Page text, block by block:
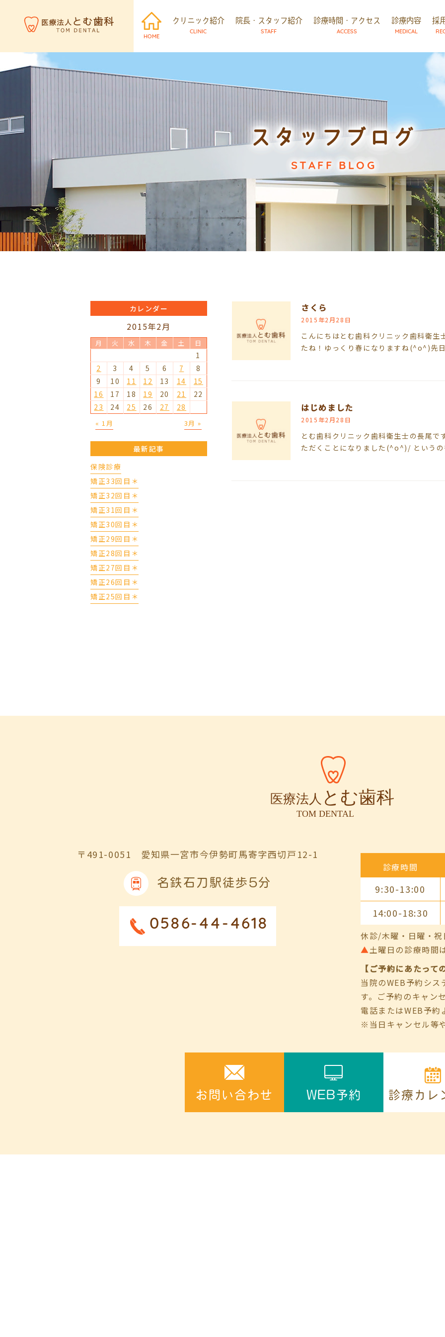
HOME
クリニック紹介
CLINIC
院長・スタッフ紹介
STAFF
診療時間・アクセス
ACCESS
診療内容
MEDICAL
採
スタッフブログ
STAFF BLOG
さくら
2015年2月28日
こんにちはとむ歯科クリニック歯科衛生
たね！ゆっくり春になりますね(^o^)先
はじめました
2015年2月28日
とむ歯科クリニック歯科衛生士の長尾
ただくことになりました(^o^)/ という
カレンダー
2015年2月
月 火 水 木 金 土 日
« 1月 3月 »
1
2
3 4 5 6 7
8
9
10 11 12 13 14
15
16
17 18 19 20 21
22
23
24 25 26 27 28
最新記事
保険診療
矯正33回目＊
矯正32回目＊
矯正31回目＊
矯正30回目＊
矯正29回目＊
矯正28回目＊
矯正27回目＊
矯正26回目＊
矯正25回目＊
〒491-0051 愛知県一宮市今伊勢町馬寄字西切戸12-1
名鉄石刀駅徒歩5分
0586-44-4618
診療時間
9:30-13:00
14:00-18:30
休診/木曜・日曜・祝
▲土曜日の診療時
【ご予約にあたって
当院のWEB予約シ
す。ご予約のキャン
電話またはWEB予約
※当日キャンセル等
お問い合わせ WEB予約 診療カレ